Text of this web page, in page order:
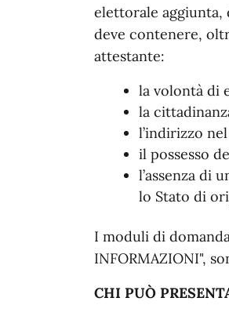
elettorale aggiunta,
deve contenere,
attestante:
la volontà di
la
l’indirizzo
il possesso
l’assenza di
lo Stato di
I moduli di
INFORMAZIONI",
CHI PUÒ